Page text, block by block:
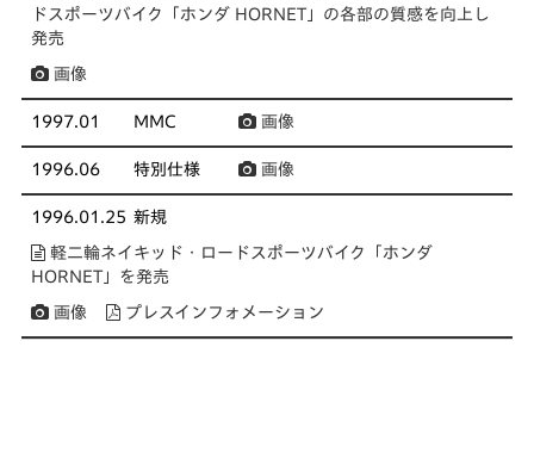
ドスポーツバイク「ホンダ HORNET」の各部の質感を向上し
発売
画像
1997.01 MMC 画像
1996.06 特別仕様 画像
1996.01.25 新規
軽二輪ネイキッド・ロードスポーツバイク「ホンダ
HORNET」を発売
画像 プレスインフォメーション